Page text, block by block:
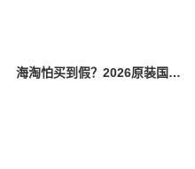
海淘怕买到假？2026原装国产羊奶粉靠谱的正规品牌有哪些？